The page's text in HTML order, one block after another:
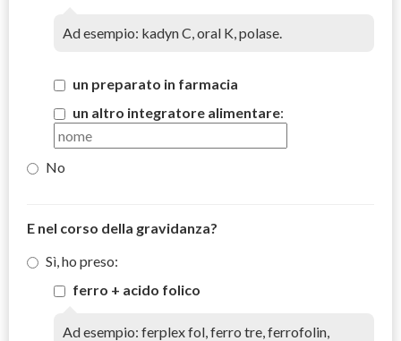
Ad esempio: kadyn C, oral K, polase.
un preparato in farmacia
un altro integratore alimentare:
No
E nel corso della gravidanza?
Sì, ho preso:
ferro + acido folico
Ad esempio: ferplex fol, ferro tre, ferrofolin,